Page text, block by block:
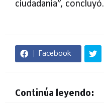
ciudadanía”, concluyó.
Facebook
Continúa leyendo: